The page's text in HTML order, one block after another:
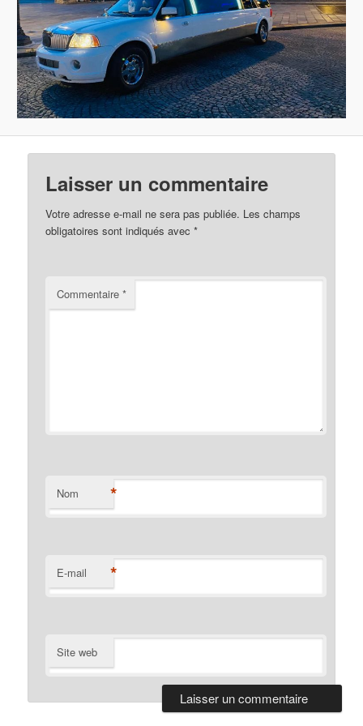
Laisser un commentaire
Votre adresse e-mail ne sera pas publiée. Les champs
obligatoires sont indiqués avec*
Commentaire*
Nom *
E-mail *
Site web